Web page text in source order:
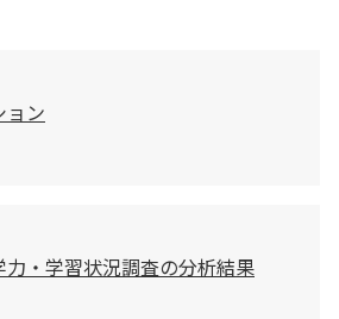
ン
・学習状況調査の分析結果